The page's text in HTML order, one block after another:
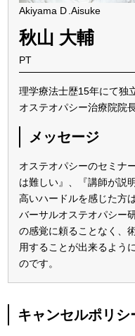
Akiyama D .Aisuke
秋山 大輔
PT
理学療法士歴15年にて独
オステオパシー治療院院
メッセージ
オステオパシーのセミナ
は難しい』、『講師が説
高いハードルを感じた方
バーサルオステオパシー
の感覚に頼ることなく、
用することが出来るよう
のです。
キャンセルポリシ